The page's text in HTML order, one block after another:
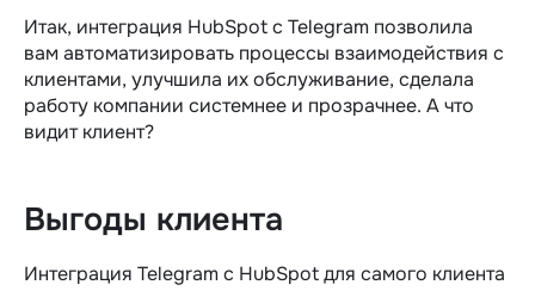
Итак, интеграция HubSpot с Telegram позволила
вам автоматизировать процессы взаимодействия с
клиентами, улучшила их обслуживание, сделала
работу компании системнее и прозрачнее. А что
видит клиент?
Выгоды клиента
Интеграция Telegram c HubSpot для самого клиента